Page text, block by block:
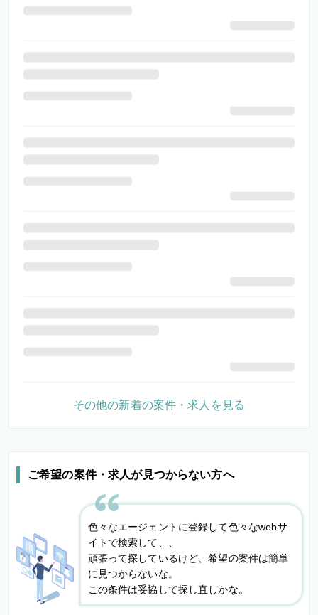
ご希望の案件・求人が見つからない方へ
色々なエージェントに登録して色々なwebサ
イトで検索して、、
頑張って探しているけど、希望の案件は簡単
に見つからないな。
この条件は妥協して探し直しかな。
その他の新着の案件・求人を見る